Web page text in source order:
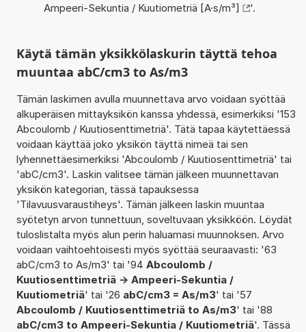
Ampeeri-Sekuntia / Kuutiometriä [A·s/m³]
'.
Käytä tämän yksikkölaskurin täyttä tehoa
muuntaa abC/cm3 to As/m3
Tämän laskimen avulla muunnettava arvo voidaan syöttää
alkuperäisen mittayksikön kanssa yhdessä, esimerkiksi '153
Abcoulomb / Kuutiosenttimetriä'. Tätä tapaa käytettäessä
voidaan käyttää joko yksikön täyttä nimeä tai sen
lyhennettäesimerkiksi 'Abcoulomb / Kuutiosenttimetriä' tai
'abC/cm3'. Laskin valitsee tämän jälkeen muunnettavan
yksikön kategorian, tässä tapauksessa
'Tilavuusvaraustiheys'. Tämän jälkeen laskin muuntaa
syötetyn arvon tunnettuun, soveltuvaan yksikköön. Löydät
tuloslistalta myös alun perin haluamasi muunnoksen. Arvo
voidaan vaihtoehtoisesti myös syöttää seuraavasti: '63
abC/cm3 to As/m3' tai '94 Abcoulomb /
Kuutiosenttimetriä -> Ampeeri-Sekuntia /
Kuutiometriä' tai '26 abC/cm3 = As/m3' tai '57
Abcoulomb / Kuutiosenttimetriä to As/m3' tai '88
abC/cm3 to Ampeeri-Sekuntia / Kuutiometriä'. Tässä